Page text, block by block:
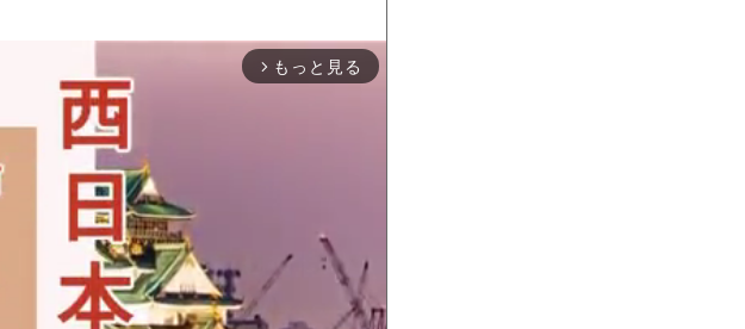
arrow_forward_ios もっと見る